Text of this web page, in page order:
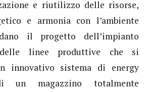
e riutilizzo delle risorse,
e armonia con l’ambiente
il progetto dell’impianto
linee produttive che si
innovativo sistema di energy
un magazzino totalmente